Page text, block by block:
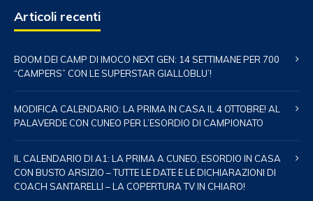
Articoli recenti
BOOM DEI CAMP DI IMOCO NEXT GEN: 14 SETTIMANE PER 700
“CAMPERS” CON LE SUPERSTAR GIALLOBLU’!
MODIFICA CALENDARIO: LA PRIMA IN CASA IL 4 OTTOBRE! AL
PALAVERDE CON CUNEO PER L’ESORDIO DI CAMPIONATO
IL CALENDARIO DI A1: LA PRIMA A CUNEO, ESORDIO IN CASA
CON BUSTO ARSIZIO – TUTTE LE DATE E LE DICHIARAZIONI DI
COACH SANTARELLI – LA COPERTURA TV IN CHIARO!